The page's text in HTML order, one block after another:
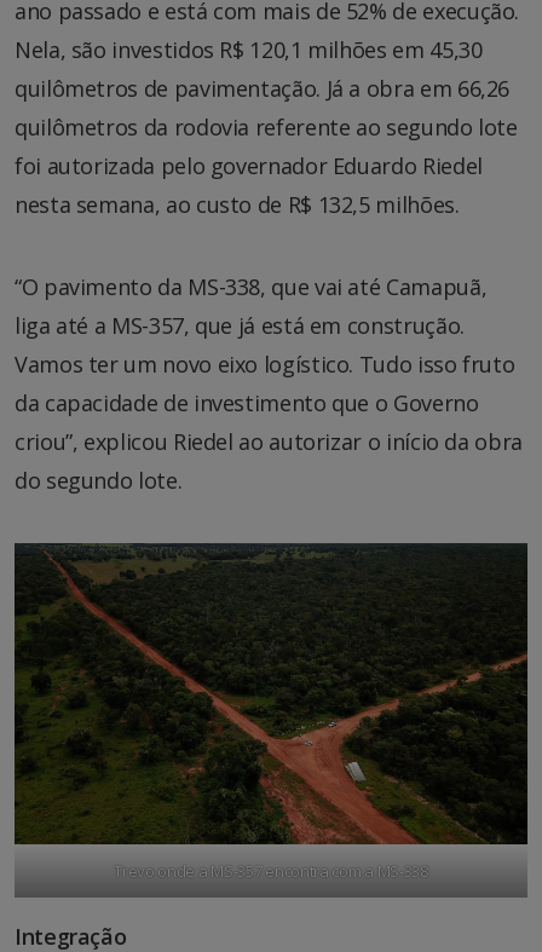
ano passado e está com mais de 52% de execução.
Nela, são investidos R$ 120,1 milhões em 45,30
quilômetros de pavimentação. Já a obra em 66,26
quilômetros da rodovia referente ao segundo lote
foi autorizada pelo governador Eduardo Riedel
nesta semana, ao custo de R$ 132,5 milhões.
“O pavimento da MS-338, que vai até Camapuã,
liga até a MS-357, que já está em construção.
Vamos ter um novo eixo logístico. Tudo isso fruto
da capacidade de investimento que o Governo
criou”, explicou Riedel ao autorizar o início da obra
do segundo lote.
Trevo onde a MS-357 encontra com a MS-338
Integração